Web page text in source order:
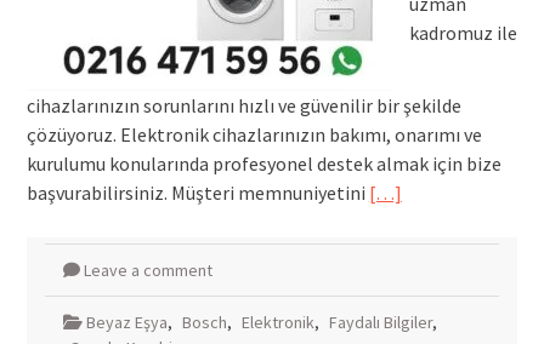
kadromuz ile
cihazlarınızın sorunlarını hızlı ve güvenilir bir şekilde
çözüyoruz. Elektronik cihazlarınızın bakımı, onarımı ve
kurulumu konularında profesyonel destek almak için bize
başvurabilirsiniz. Müşteri memnuniyetini […]
Leave a comment
Beyaz Eşya, Bosch, Elektronik, Faydalı Bilgiler,